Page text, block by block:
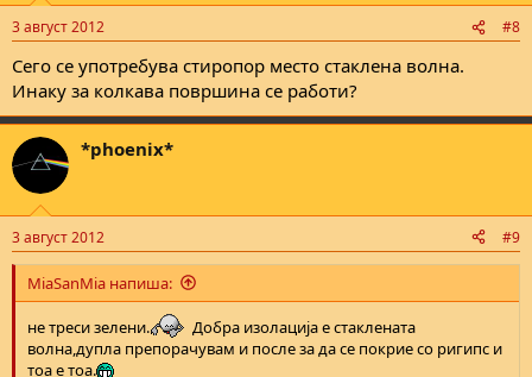
s
3 август 2012 #8
Сего се употребува стиропор место стаклена волна.
Инаку за колкава површина се работи?
*phoenix*
3 август 2012 #9
MiaSanMia напиша:
не треси зелени.
Добра изолација е стаклената
волна,дупла препорачувам и после за да се покрие со ригипс и
тоа е тоа.